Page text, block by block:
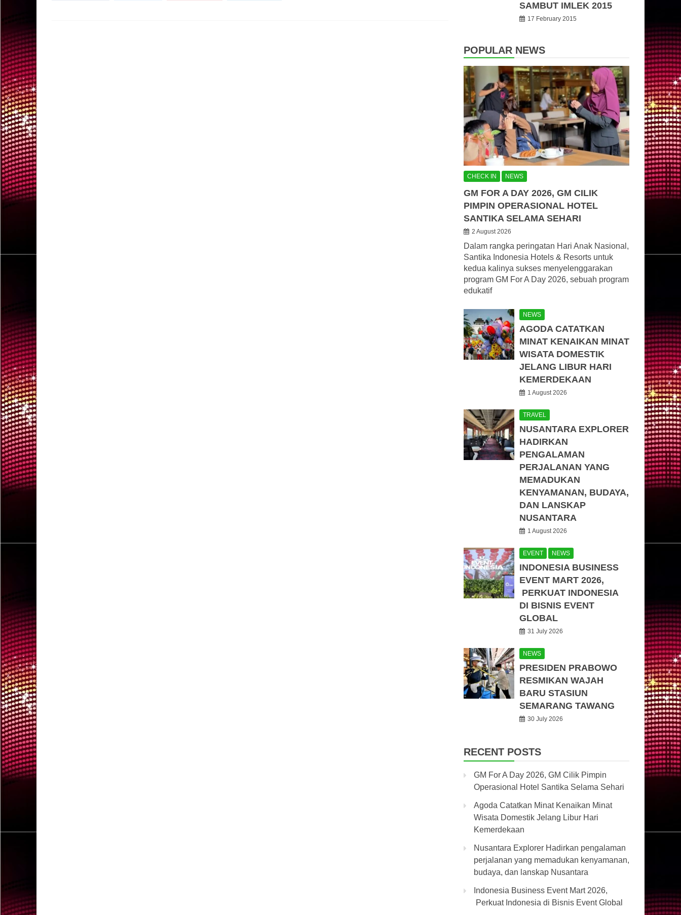
SAMBUT IMLEK 2015
17 February 2015
POPULAR NEWS
CHECK IN NEWS
GM FOR A DAY 2026, GM CILIK
PIMPIN OPERASIONAL HOTEL
SANTIKA SELAMA SEHARI
2 August 2026
Dalam rangka peringatan Hari Anak Nasional,
Santika Indonesia Hotels & Resorts untuk
kedua kalinya sukses menyelenggarakan
program GM For A Day 2026, sebuah program
edukatif
NEWS
AGODA CATATKAN
MINAT KENAIKAN MINAT
WISATA DOMESTIK
JELANG LIBUR HARI
KEMERDEKAAN
1 August 2026
TRAVEL
NUSANTARA EXPLORER
HADIRKAN
PENGALAMAN
PERJALANAN YANG
MEMADUKAN
KENYAMANAN, BUDAYA,
DAN LANSKAP
NUSANTARA
1 August 2026
EVENT NEWS
INDONESIA BUSINESS
EVENT MART 2026,
PERKUAT INDONESIA
DI BISNIS EVENT
GLOBAL
31 July 2026
NEWS
PRESIDEN PRABOWO
RESMIKAN WAJAH
BARU STASIUN
SEMARANG TAWANG
30 July 2026
RECENT POSTS
GM For A Day 2026, GM Cilik Pimpin
Operasional Hotel Santika Selama Sehari
Agoda Catatkan Minat Kenaikan Minat
Wisata Domestik Jelang Libur Hari
Kemerdekaan
Nusantara Explorer Hadirkan pengalaman
perjalanan yang memadukan kenyamanan,
budaya, dan lanskap Nusantara
Indonesia Business Event Mart 2026,
Perkuat Indonesia di Bisnis Event Global